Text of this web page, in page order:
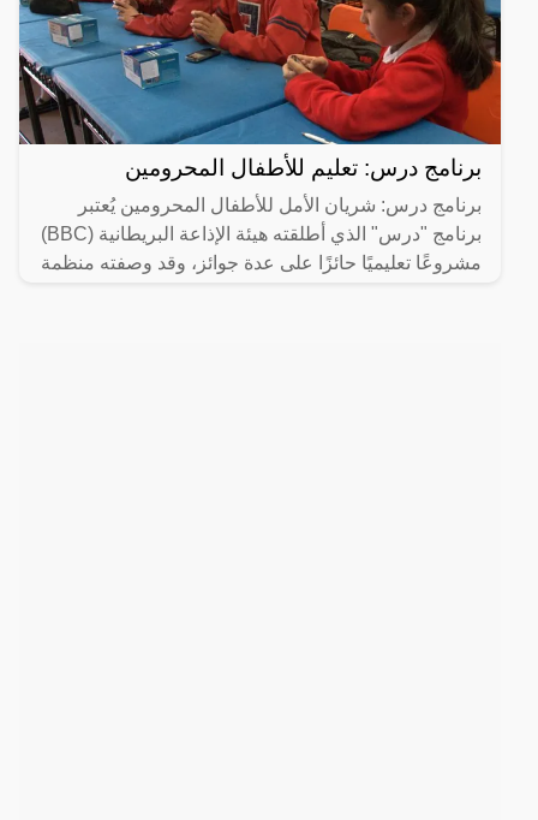
برنامج درس: تعليم للأطفال المحرومين
برنامج درس: شريان الأمل للأطفال المحرومين يُعتبر
برنامج "درس" الذي أطلقته هيئة الإذاعة البريطانية (BBC)
مشروعًا تعليميًا حائزًا على عدة جوائز، وقد وصفته منظمة